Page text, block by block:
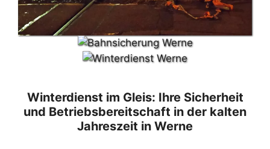
Winterdienst im Gleis: Ihre Sicherheit
und Betriebsbereitschaft in der kalten
Jahreszeit in Werne